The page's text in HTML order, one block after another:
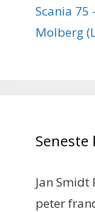
Scania
Molberg
Jan Smidt
peter